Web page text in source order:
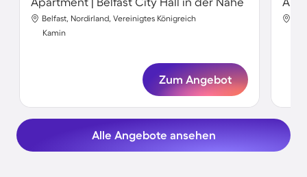
Belfast, Nordirland, Vereinigtes Königreich
Kamin
Zum Angebot
Alle Angebote ansehen